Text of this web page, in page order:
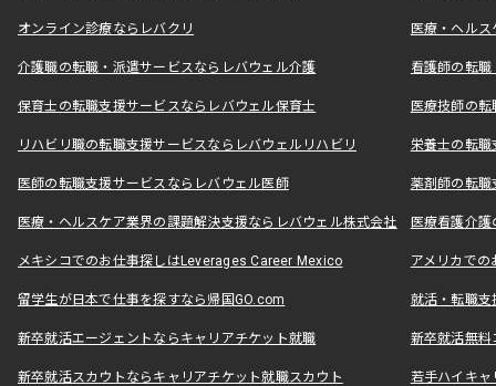
オンライン診療ならレバクリ 医療・ヘル
介護職の転職・派遣サービスならレバウェル介護 看護師の転
保育士の転職支援サービスならレバウェル保育士 医療技師の
リハビリ職の転職支援サービスならレバウェルリハビリ 栄養士の転
医師の転職支援サービスならレバウェル医師 薬剤師の転
医療・ヘルスケア業界の課題解決支援ならレバウェル株式会社 医療看護介
メキシコでのお仕事探しはLeverages Career Mexico アメリカで
留学生が日本で仕事を探すなら帰国GO.com 就活・転職
新卒就活エージェントならキャリアチケット就職 新卒就活無料
新卒就活スカウトならキャリアチケット就職スカウト 若手ハイキ